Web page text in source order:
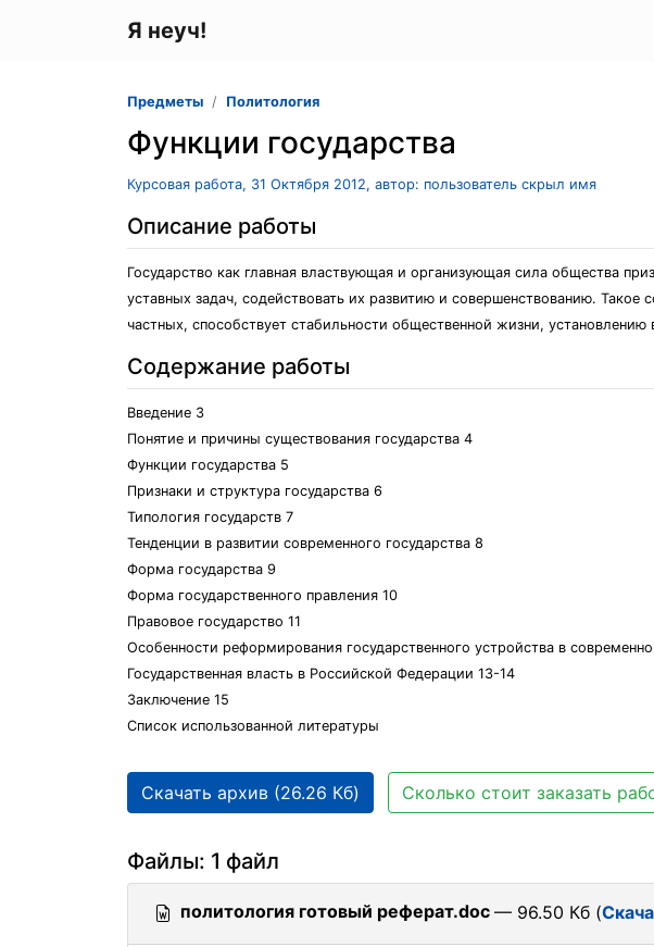
Я неуч!
Предметы Политология
Функции государства
Курсовая работа, 31 Октября 2012, автор: пользователь скрыл имя
Описание работы
Государство как главная властвующая и организующая сила общества
уставных задач, содействовать их развитию и совершенствованию.
частных, способствует стабильности общественной жизни,
Содержание работы
Введение 3
Понятие и причины существования государства 4
Функции государства 5
Признаки и структура государства 6
Типология государств 7
Тенденции в развитии современного государства 8
Форма государства 9
Форма государственного правления 10
Правовое государство 11
Особенности реформирования государственного устройства в
Государственная власть в Российской Федерации 13-14
Заключение 15
Список использованной литературы
Скачать архив (26.26 Кб) Сколько стоит заказать
Файлы: 1 файл
политология готовый реферат.doc — 96.50 Кб (